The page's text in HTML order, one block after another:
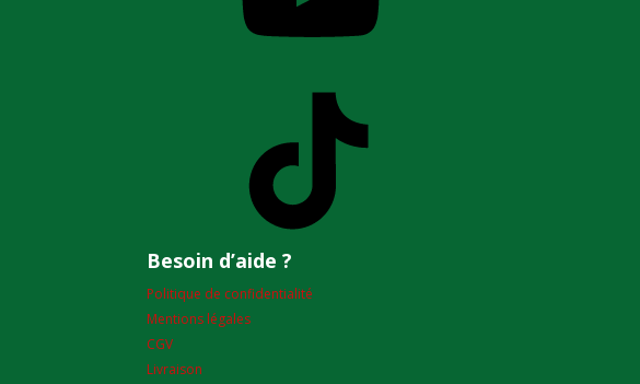
Besoin d’aide ?
Politique de confidentialité
Mentions légales
CGV
Livraison